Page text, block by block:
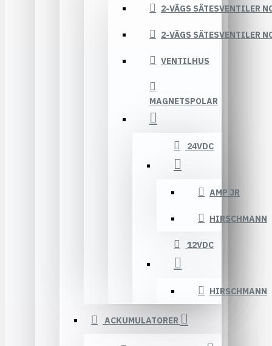
2-VÄGS SÄTESVENTILER
2-VÄGS SÄTESVENTILER
VENTILHUS
MAGNETSPOLAR
24VDC
AMP JR
HIRSCHMANN
12VDC
HIRSCHMANN
ACKUMULATORER